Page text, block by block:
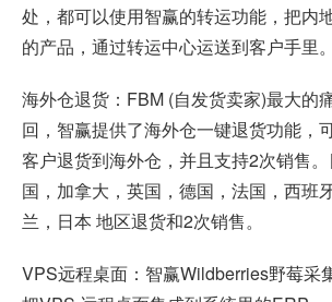
处，都可以使用智赢的转运功能，把内
的产品，通过转运中心运送到客户手里。
海外仓退货：FBM (自发货卖家)最大的
回，智赢提供了海外仓一键退货功能，
客户退货到海外仓，并且支持2次销售
国，加拿大，英国，德国，法国，西班
兰，日本 地区退货和2次销售。
VPS远程桌面：智赢Wildberries野莓采